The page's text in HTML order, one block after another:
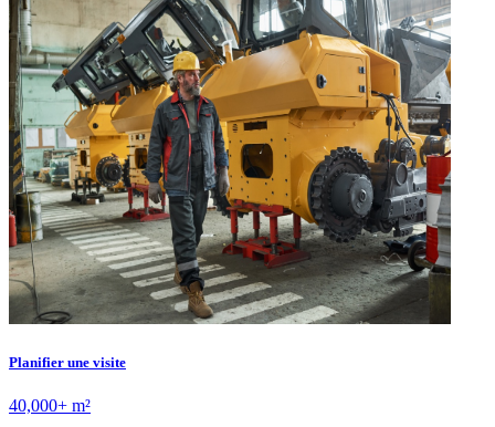
Planifier une visite
40,000+ m²